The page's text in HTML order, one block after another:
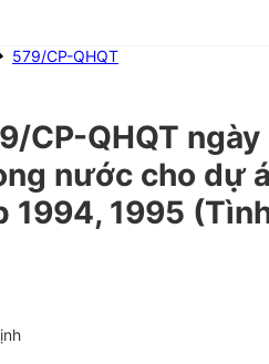
579/CP-QHQT
CP-QHQT
nước cho dự
1994, 1995